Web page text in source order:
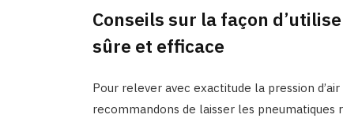
Conseils sur la façon
sûre et efficace
Pour relever avec exactitude la pression
recommandons de laisser les